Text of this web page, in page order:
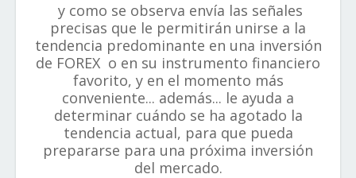
y como se observa envía las señales
precisas que le permitirán unirse a la
tendencia predominante en una inversión
de FOREX o en su instrumento financiero
favorito, y en el momento más
conveniente... además... le ayuda a
determinar cuándo se ha agotado la
tendencia actual, para que pueda
prepararse para una próxima inversión
del mercado.